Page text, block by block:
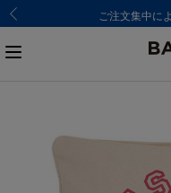
ご注文集中に